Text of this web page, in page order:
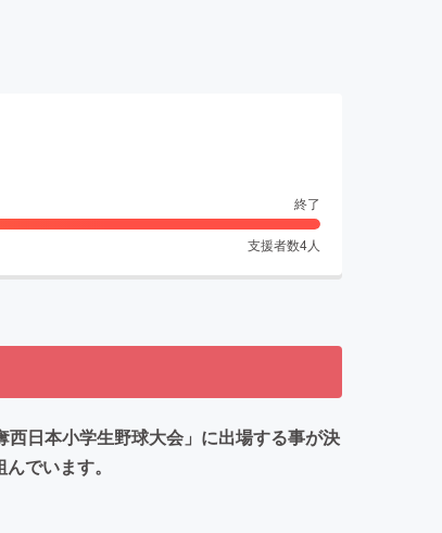
終了
支援者数4人
日本小学生野球大会」に出場する事が決
でいます。